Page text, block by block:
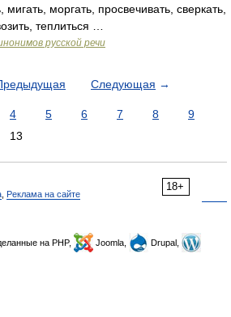
мигать, моргать, просвечивать, сверкать,
теплиться …
русской речи
Следующая →
4 5 6 7 8
9
13
18+
Реклама на сайте
на PHP, Joomla,
Drupal,